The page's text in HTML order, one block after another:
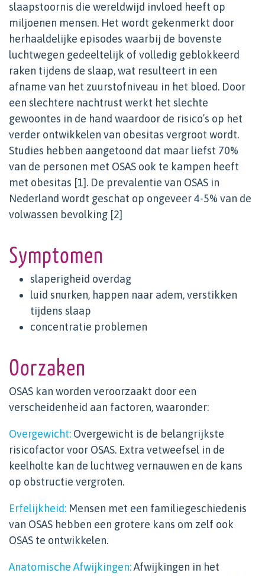
slaapstoornis die wereldwijd invloed heeft op
miljoenen mensen. Het wordt gekenmerkt door
herhaaldelijke episodes waarbij de bovenste
luchtwegen gedeeltelijk of volledig geblokkeerd
raken tijdens de slaap, wat resulteert in een
afname van het zuurstofniveau in het bloed. Door
een slechtere nachtrust werkt het slechte
gewoontes in de hand waardoor de risico’s op het
verder ontwikkelen van obesitas vergroot wordt.
Studies hebben aangetoond dat maar liefst 70%
van de personen met OSAS ook te kampen heeft
met obesitas [1]. De prevalentie van OSAS in
Nederland wordt geschat op ongeveer 4-5% van de
volwassen bevolking [2]
Symptomen
slaperigheid overdag
luid snurken, happen naar adem, verstikken
tijdens slaap
concentratie problemen
Oorzaken
OSAS kan worden veroorzaakt door een
verscheidenheid aan factoren, waaronder:
Overgewicht: Overgewicht is de belangrijkste
risicofactor voor OSAS. Extra vetweefsel in de
keelholte kan de luchtweg vernauwen en de kans
op obstructie vergroten.
Erfelijkheid: Mensen met een familiegeschiedenis
van OSAS hebben een grotere kans om zelf ook
OSAS te ontwikkelen.
Anatomische Afwijkingen:Afwijkingen in het